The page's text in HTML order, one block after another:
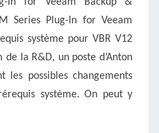
In for Veeam Backup &
Series Plug-In for Veeam
système pour VBR V12
la R&D, un poste d’Anton
les possibles changements
système. On peut y